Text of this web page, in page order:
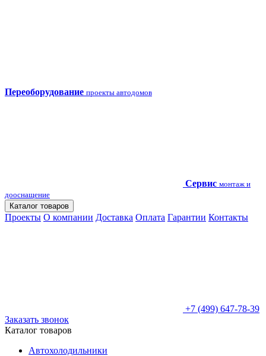
Переоборудование проекты автодомов
Сервис монтаж и
дооснащение
Каталог товаров
Проекты О компании Доставка Оплата Гарантии Контакты
+7 (499) 647-78-39
Заказать звонок
Каталог товаров
Автохолодильники